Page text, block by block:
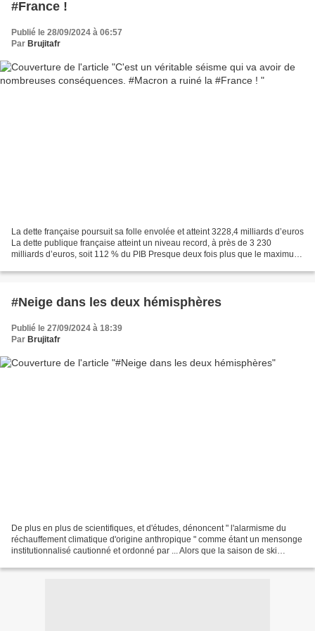
#France !
Publié le 28/09/2024 à 06:57
Par Brujitafr
La dette française poursuit sa folle envolée et atteint 3228,4 milliards d’euros
La dette publique française atteint un niveau record, à près de 3 230
milliards d’euros, soit 112 % du PIB Presque deux fois plus que le maximum
#Neige dans les deux hémisphères
Publié le 27/09/2024 à 18:39
Par Brujitafr
De plus en plus de scientifiques, et d'études, dénoncent " l'alarmisme du
réchauffement climatique d'origine anthropique " comme étant un mensonge
institutionnalisé cautionné et ordonné par ... Alors que la saison de ski